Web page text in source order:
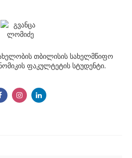
თბილისის სახელმწიფო
ფაკულტეტის სტუდენტი.